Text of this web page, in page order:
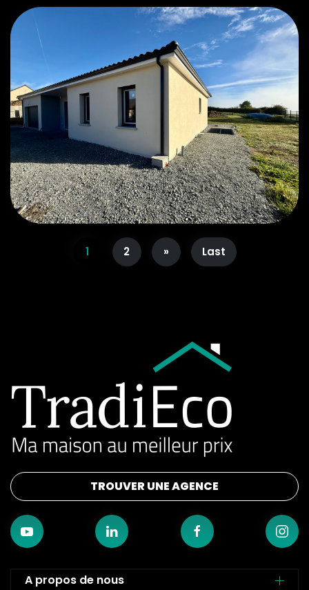
1 2 » Last
TROUVER UNE AGENCE
A propos de nous